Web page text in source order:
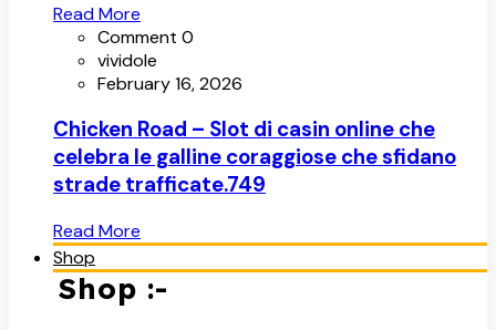
Read More
Comment 0
vividole
February 16, 2026
Chicken Road – Slot di casin online che
celebra le galline coraggiose che sfidano
strade trafficate.749
Read More
Shop
Shop :-